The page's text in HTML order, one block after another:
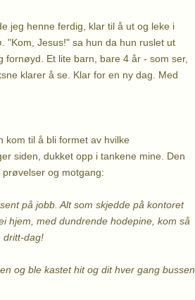
jeg henne ferdig, klar til å ut og leke i
"Kom, Jesus!" sa hun da hun ruslet ut
fornøyd. Et lite barn, bare 4 år - som ser,
klarer å se. Klar for en ny dag. Med
kom til å bli formet av hvilke
siden, dukket opp i tankene mine. Den
og motgang:
på jobb. Alt som skjedde på kontoret
hjem, med dundrende hodepine, kom så
dritt-dag!
og ble kastet hit og dit hver gang bussen